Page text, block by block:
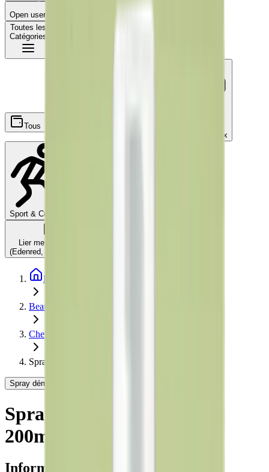
Open user menu
Toutes les
Catégories
Tous
Chèques-cadeaux
Sport & Culture
Lier mes comptes
(Edenred, Monizze, …)
Page d'accueil
Beauté et Bien-être
Cheveux
Spray démêlant & coiffant 200ml - Certifié Bio
Spray démêlant & coiffant 200ml - Certifié Bio - Avril
Spray démêlant & coiffant
200ml - Certifié Bio
Informations produit